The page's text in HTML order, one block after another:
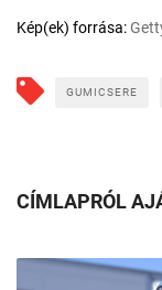
Kép(ek) forrása:
GUMICSERE
CÍMLAPRÓL